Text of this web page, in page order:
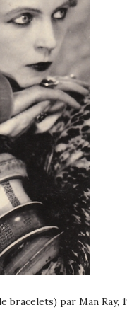
bracelets) par Man Ray,